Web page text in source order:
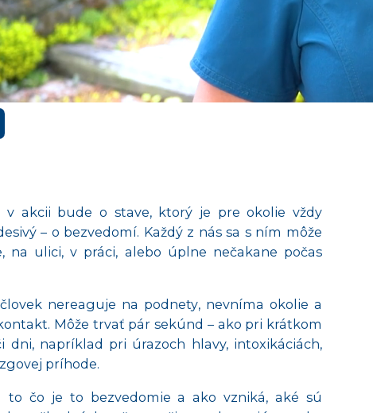
v akcii bude o stave, ktorý je pre okolie vždy
– o bezvedomí. Každý z nás sa s ním môže
ulici, v práci, alebo úplne nečakane počas
nereaguje na podnety, nevníma okolie a
. Môže trvať pár sekúnd – ako pri krátkom
dni, napríklad pri úrazoch hlavy, intoxikáciách,
príhode.
to čo je to bezvedomie a ako vzniká, aké sú